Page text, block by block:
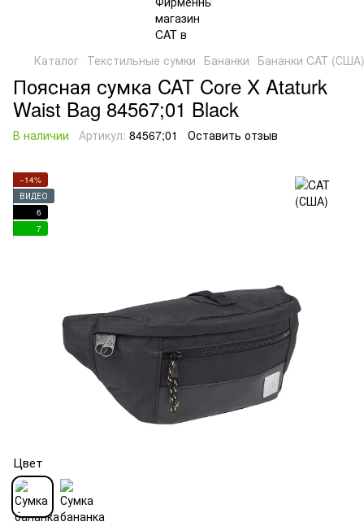
Каталог Текстильные сумки Бананки Бананки CAT (США)
Поясная сумка CAT Core X Ataturk
Waist Bag 84567;01 Black
В наличии Артикул: 84567;01 Оставить отзыв
−14%
ВИДЕО
6
7
Цвет